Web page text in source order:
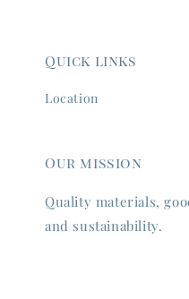
Quick links
Location
Our mission
Quality materials,
and sustainability.